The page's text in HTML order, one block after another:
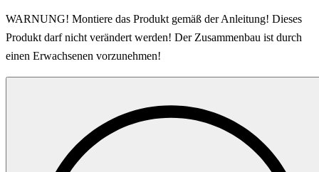
WARNUNG! Montiere das Produkt gemäß der Anleitung! Dieses
Produkt darf nicht verändert werden! Der Zusammenbau ist durch
einen Erwachsenen vorzunehmen!